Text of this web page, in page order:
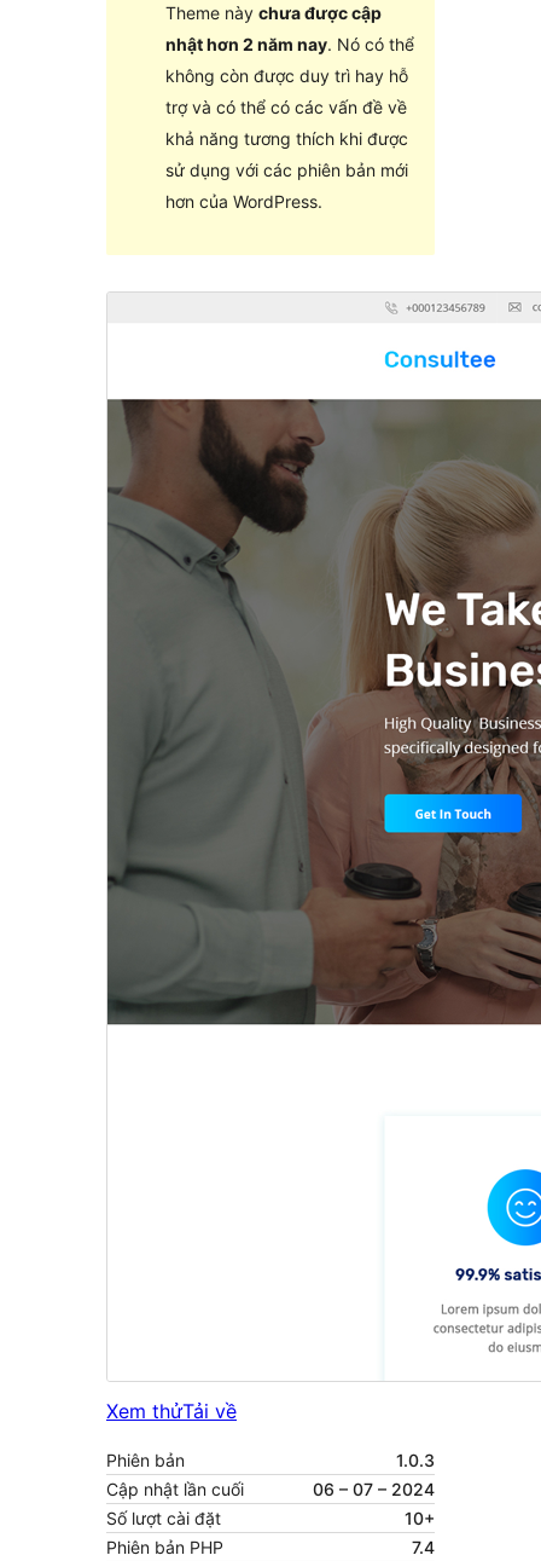
Theme này chưa được cập
nhật hơn 2 năm nay. Nó có thể
không còn được duy trì hay hỗ
trợ và có thể có các vấn đề về
khả năng tương thích khi được
sử dụng với các phiên bản mới
hơn của WordPress.
Xem thửTải về
Phiên bản
1.0.3
Cập nhật lần cuối
06 – 07 – 2024
Số lượt cài đặt
10+
Phiên bản PHP
7.4